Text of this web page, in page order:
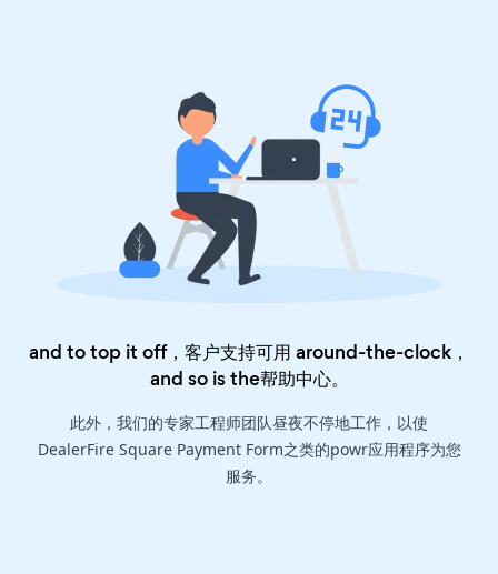
and to top it off，客户支持可用 around-the-clock，
and so is the帮助中心。
此外，我们的专家工程师团队昼夜不停地工作，以使
DealerFire Square Payment Form之类的powr应用程序为您
服务。